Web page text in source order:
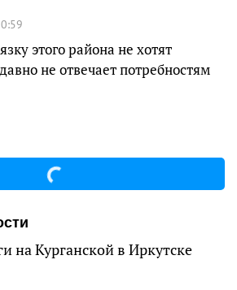
этого района не хотят
не отвечает потребностям
на Курганской в Иркутске